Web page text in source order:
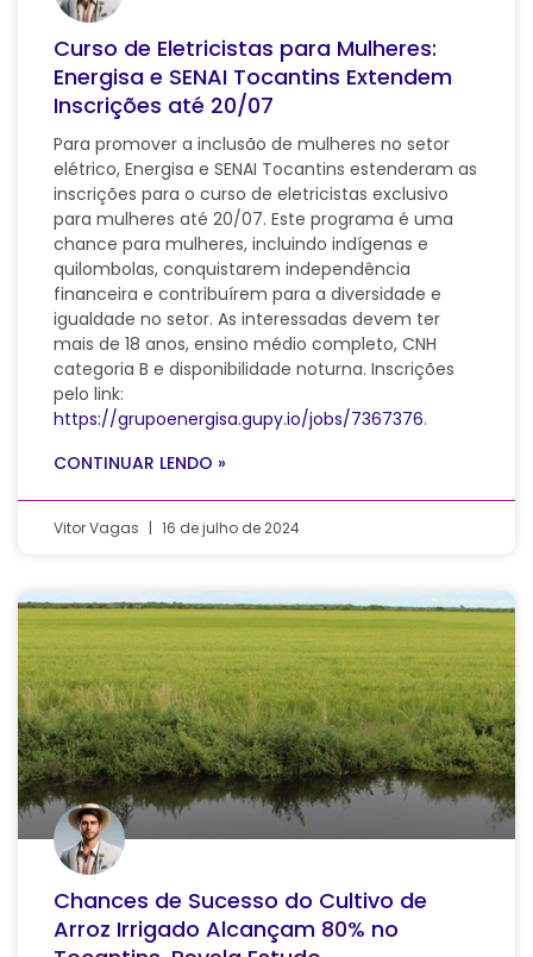
Curso de Eletricistas para Mulheres:
Energisa e SENAI Tocantins Extendem
Inscrições até 20/07
Para promover a inclusão de mulheres no setor
elétrico, Energisa e SENAI Tocantins estenderam as
inscrições para o curso de eletricistas exclusivo
para mulheres até 20/07. Este programa é uma
chance para mulheres, incluindo indígenas e
quilombolas, conquistarem independência
financeira e contribuírem para a diversidade e
igualdade no setor. As interessadas devem ter
mais de 18 anos, ensino médio completo, CNH
categoria B e disponibilidade noturna. Inscrições
pelo link:
https://grupoenergisa.gupy.io/jobs/7367376.
CONTINUAR LENDO »
Vitor Vagas 16 de julho de 2024
Chances de Sucesso do Cultivo de
Arroz Irrigado Alcançam 80% no